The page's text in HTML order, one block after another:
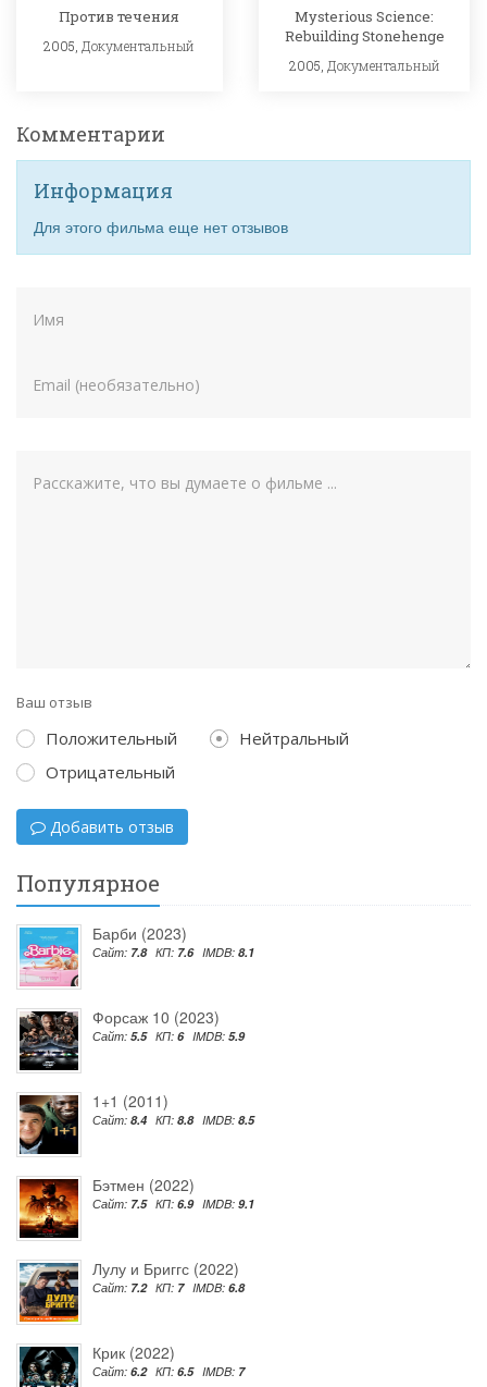
Против течения
2005, Документальный
Mysterious Science:
Rebuilding Stonehenge
2005, Документальный
Комментарии
Информация
Для этого фильма еще нет отзывов
Ваш отзыв
Положительный
Нейтральный
Отрицательный
Добавить отзыв
Популярное
Барби (2023)
Сайт: 7.8 КП: 7.6 IMDB: 8.1
Форсаж 10 (2023)
Сайт: 5.5 КП: 6 IMDB: 5.9
1+1 (2011)
Сайт: 8.4 КП: 8.8 IMDB: 8.5
Бэтмен (2022)
Сайт: 7.5 КП: 6.9 IMDB: 9.1
Лулу и Бриггс (2022)
Сайт: 7.2 КП: 7 IMDB: 6.8
Крик (2022)
Сайт: 6.2 КП: 6.5 IMDB: 7